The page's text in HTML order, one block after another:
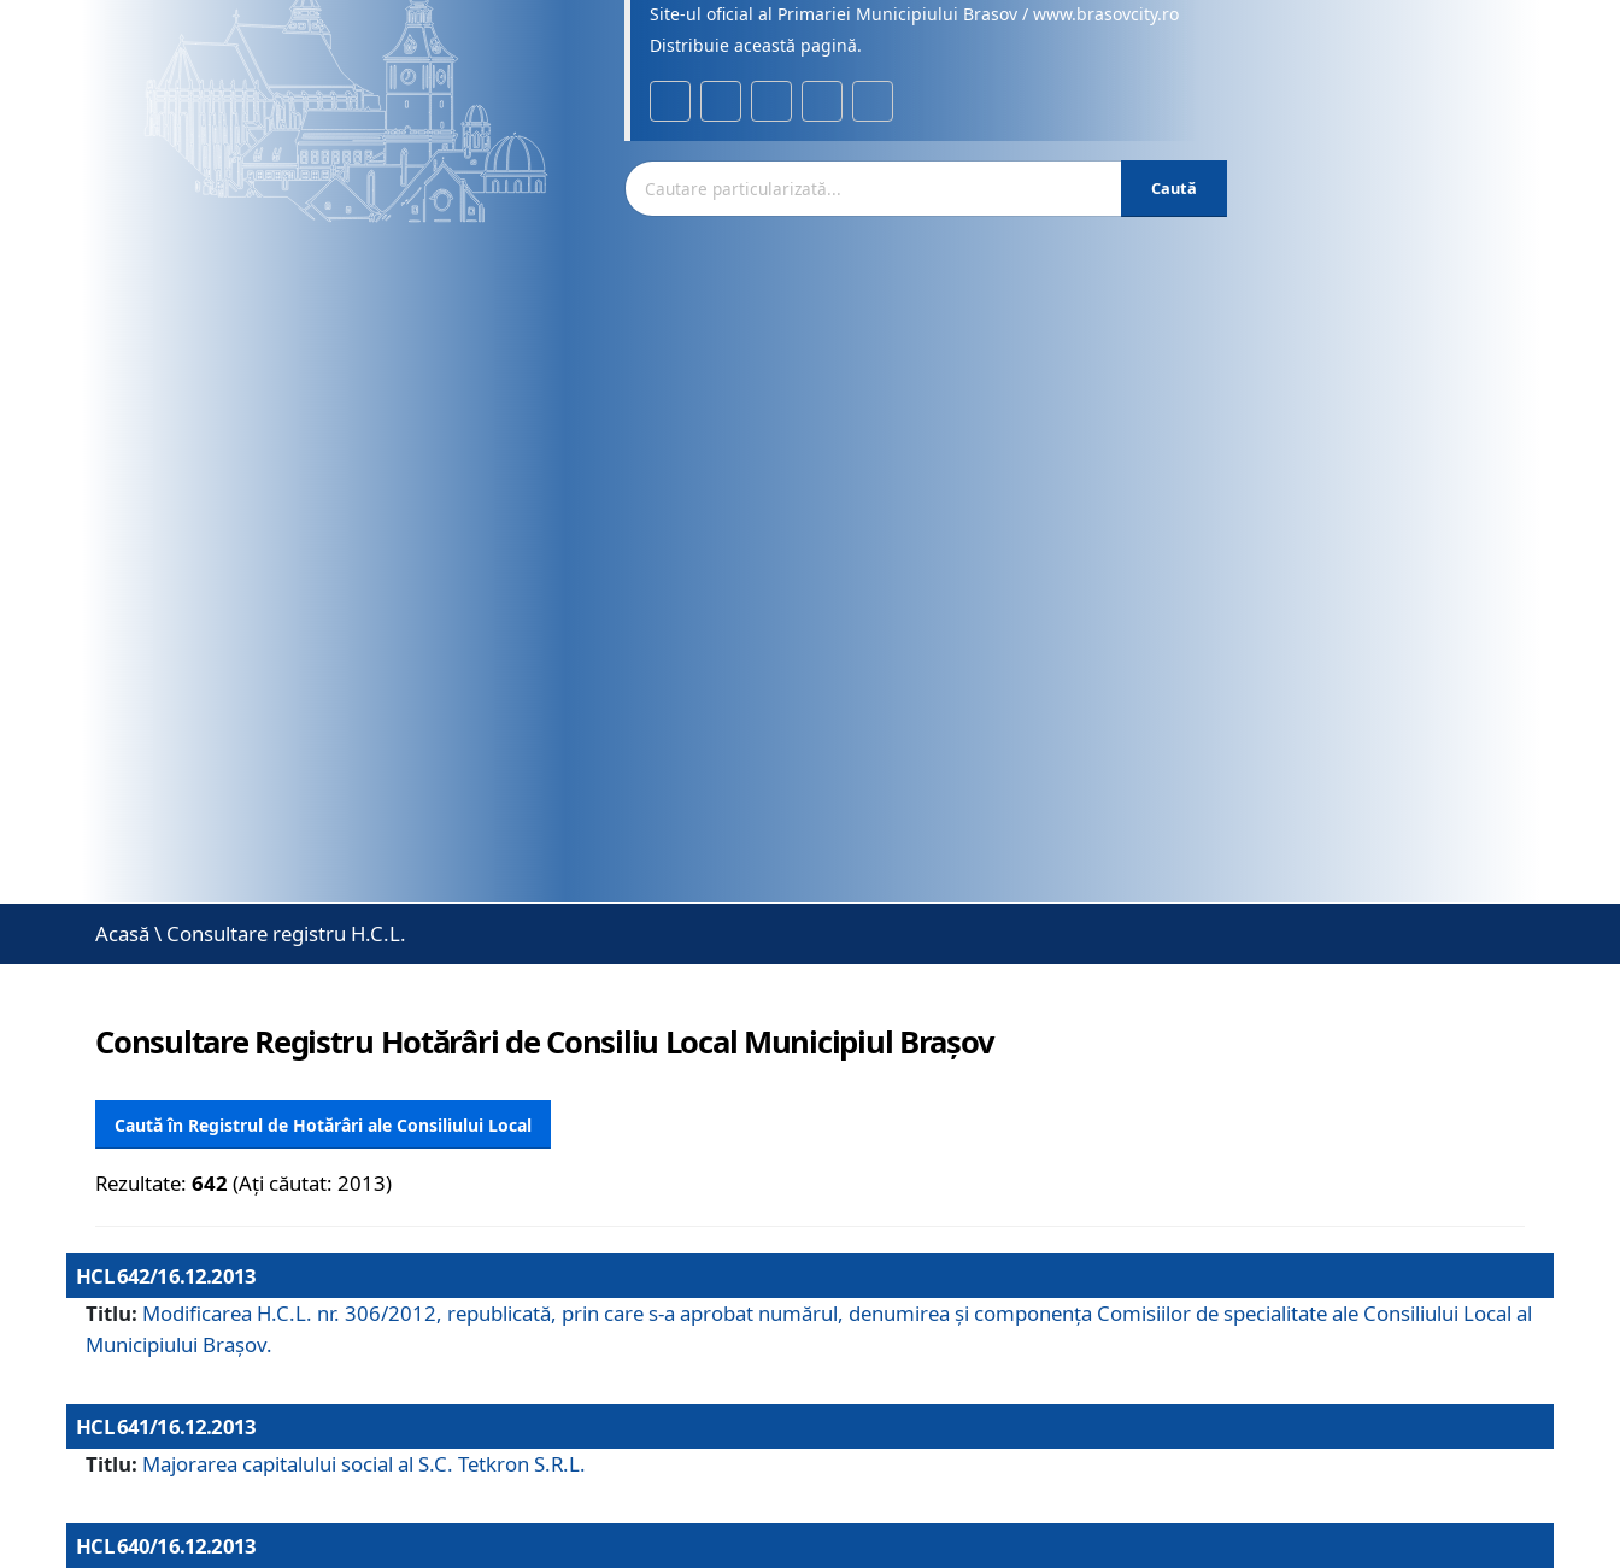
Site-ul oficial al Primariei Municipiului Brasov / www.brasovcity.ro
Distribuie această pagină.
Caută
Acasă \ Consultare registru H.C.L.
Consultare Registru Hotărâri de Consiliu Local Municipiul Brașov
Caută în Registrul de Hotărâri ale Consiliului Local
Rezultate:642 (Ați căutat: 2013)
HCL 642/16.12.2013
Titlu: Modificarea H.C.L. nr. 306/2012, republicată, prin care s-a aprobat numărul, denumirea şi componenţa Comisiilor de specialitate ale Consiliului Local al
Municipiului Braşov.
HCL 641/16.12.2013
Titlu: Majorarea capitalului social al S.C. Tetkron S.R.L.
HCL 640/16.12.2013